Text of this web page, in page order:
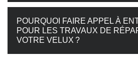
POURQUOI FAIRE APPEL À
POUR LES TRAVAUX DE
VOTRE VELUX ?